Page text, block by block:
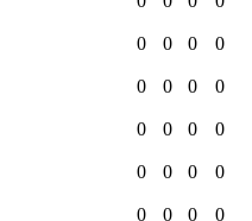
0 0 0 0
0 0 0 0
0 0 0 0
0 0 0 0
0 0 0 0